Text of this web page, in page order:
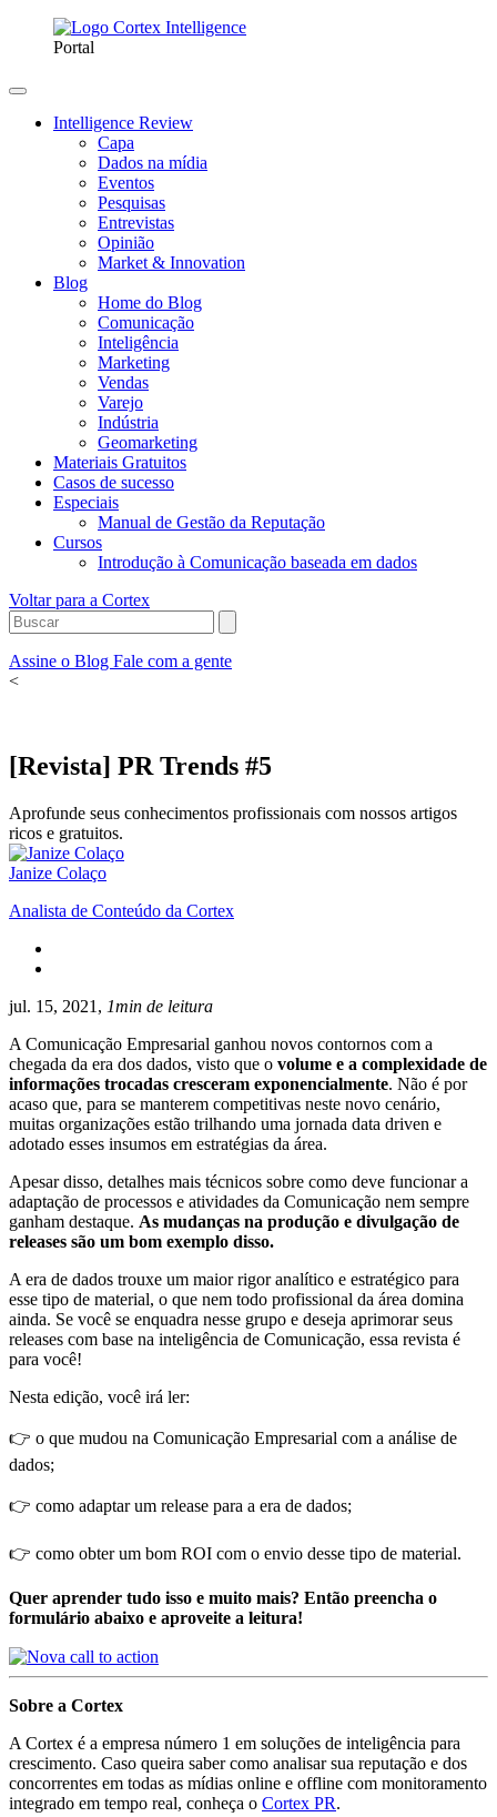
Portal
Intelligence Review
Capa
Dados na mídia
Eventos
Pesquisas
Entrevistas
Opinião
Market & Innovation
Blog
Home do Blog
Comunicação
Inteligência
Marketing
Vendas
Varejo
Indústria
Geomarketing
Materiais Gratuitos
Casos de sucesso
Especiais
Manual de Gestão da Reputação
Cursos
Introdução à Comunicação baseada em dados
Voltar para a Cortex
Assine o Blog Fale com a gente
<
[Revista] PR Trends #5
Aprofunde seus conhecimentos profissionais com nossos artigos
ricos e gratuitos.
Janize Colaço
Analista de Conteúdo da Cortex
jul. 15, 2021, 1min de leitura
A Comunicação Empresarial ganhou novos contornos com a
chegada da era dos dados, visto que o volume e a complexidade de
informações trocadas cresceram exponencialmente. Não é por
acaso que, para se manterem competitivas neste novo cenário,
muitas organizações estão trilhando uma jornada data driven e
adotado esses insumos em estratégias da área.
Apesar disso, detalhes mais técnicos sobre como deve funcionar a
adaptação de processos e atividades da Comunicação nem sempre
ganham destaque. As mudanças na produção e divulgação de
releases são um bom exemplo disso.
A era de dados trouxe um maior rigor analítico e estratégico para
esse tipo de material, o que nem todo profissional da área domina
ainda. Se você se enquadra nesse grupo e deseja aprimorar seus
releases com base na inteligência de Comunicação, essa revista é
para você!
Nesta edição, você irá ler:
👉 o que mudou na Comunicação Empresarial com a análise de
dados;
👉 como adaptar um release para a era de dados;
👉 como obter um bom ROI com o envio desse tipo de material.
Quer aprender tudo isso e muito mais? Então preencha o
formulário abaixo e aproveite a leitura!
Sobre a Cortex
A Cortex é a empresa número 1 em soluções de inteligência para
crescimento. Caso queira saber como analisar sua reputação e dos
concorrentes em todas as mídias online e offline com monitoramento
integrado em tempo real, conheça o Cortex PR.